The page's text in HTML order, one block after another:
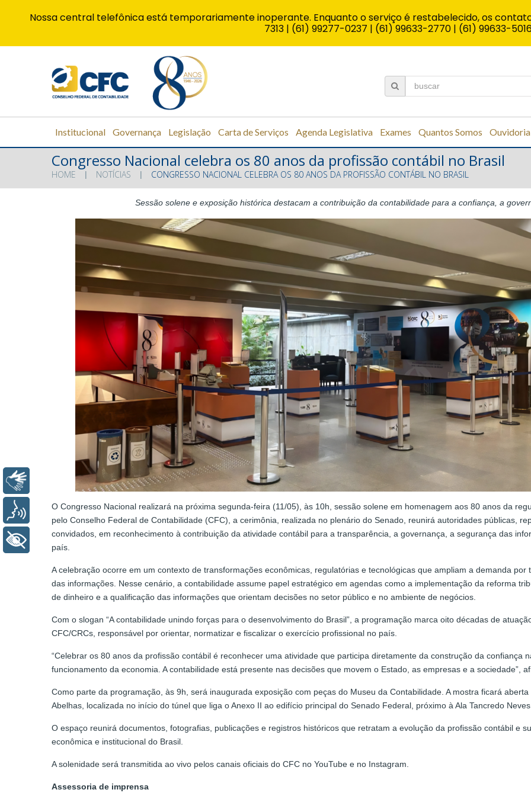
Institucional Governança Legislação Carta de Serviços Agenda Legislativa Exames Quantos Somos Ouvidoria
Congresso Nacional celebra os 80 anos da profissão contábil no Brasil
HOME NOTÍCIAS CONGRESSO NACIONAL CELEBRA OS 80 ANOS DA PROFISSÃO CONTÁBIL NO BRASIL
Sessão solene e exposição histórica destacam a contribuição da contabilidade para a confiança, a
O Congresso Nacional realizará na próxima segunda-feira (11/05), às 10h, sessão solene em homenagem aos 80 anos da
pelo Conselho Federal de Contabilidade (CFC), a cerimônia, realizada no plenário do Senado, reunirá autoridades públicas,
convidados, em reconhecimento à contribuição da atividade contábil para a transparência, a governança, a segurança das
país.
A celebração ocorre em um contexto de transformações econômicas, regulatórias e tecnológicas que ampliam a demanda
das informações. Nesse cenário, a contabilidade assume papel estratégico em agendas como a implementação da reforma
de dinheiro e a qualificação das informações que orientam decisões no setor público e no ambiente de negócios.
Com o slogan “A contabilidade unindo forças para o desenvolvimento do Brasil”, a programação marca oito décadas de
CFC/CRCs, responsável por orientar, normatizar e fiscalizar o exercício profissional no país.
“Celebrar os 80 anos da profissão contábil é reconhecer uma atividade que participa diretamente da construção da confiança
funcionamento da economia. A contabilidade está presente nas decisões que movem o Estado, as empresas e a sociedade”,
Como parte da programação, às 9h, será inaugurada exposição com peças do Museu da Contabilidade. A mostra ficará
Abelhas, localizada no início do túnel que liga o Anexo II ao edifício principal do Senado Federal, próximo à Ala Tancredo
O espaço reunirá documentos, fotografias, publicações e registros históricos que retratam a evolução da profissão contábil e
econômica e institucional do Brasil.
A solenidade será transmitida ao vivo pelos canais oficiais do CFC no YouTube e no Instagram.
Assessoria de imprensa
Nossa central telefônica está temporariamente inoperante. Enquanto o serviço é restabelecido, os
7313 | (61) 99277-0237 | (61) 99633-2770 | (61) 99633-
Voz
+ Acessibilidade